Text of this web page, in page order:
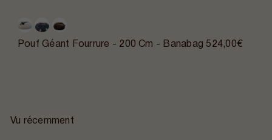
Pouf Géant Fourrure - 200 Cm - Banabag 524,00€
Vu récemment